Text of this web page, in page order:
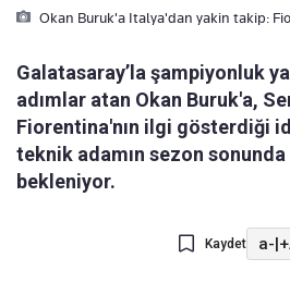
Okan Buruk'a Italya'dan yakin takip:
Galatasaray’la şampiyonluk
adımlar atan Okan Buruk'a,
Fiorentina'nın ilgi gösterdiği
teknik adamın sezon
bekleniyor.
Kaydet a-|